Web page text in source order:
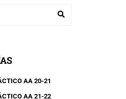
AA 20-21
AA 21-22